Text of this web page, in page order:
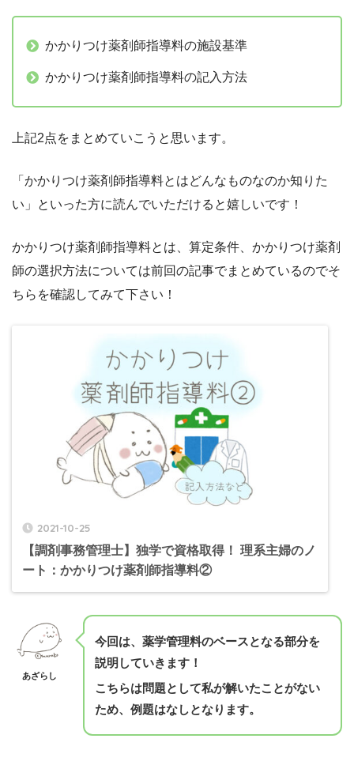
かかりつけ薬剤師指導料の施設基準
かかりつけ薬剤師指導料の記入方法
上記2点をまとめていこうと思います。
「かかりつけ薬剤師指導料とはどんなものなのか知りた
い」といった方に読んでいただけると嬉しいです！
かかりつけ薬剤師指導料とは、算定条件、かかりつけ薬剤
師の選択方法については前回の記事でまとめているのでそ
ちらを確認してみて下さい！
2021-10-25
【調剤事務管理士】独学で資格取得！ 理系主婦のノ
ート：かかりつけ薬剤師指導料②
あざらし
今回は、薬学管理料のベースとなる部分を
説明していきます！
こちらは問題として私が解いたことがない
ため、例題はなしとなります。